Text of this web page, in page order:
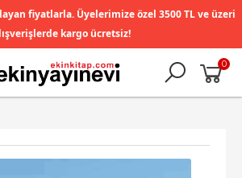
fiyatlarla. Üyelerimize özel 3500 TL ve üzeri
kargo ücretsiz!
0